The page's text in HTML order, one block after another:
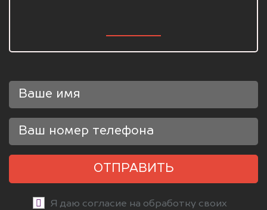
ОТПРАВИТЬ
Я даю согласие на обработку своих